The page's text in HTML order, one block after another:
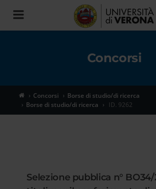
Toggle
navigation
Concorsi
Concorsi
Borse di studio/di ricerca
Borse di studio/di ricerca
ID. 9262
Selezione pubblica n° BO34/